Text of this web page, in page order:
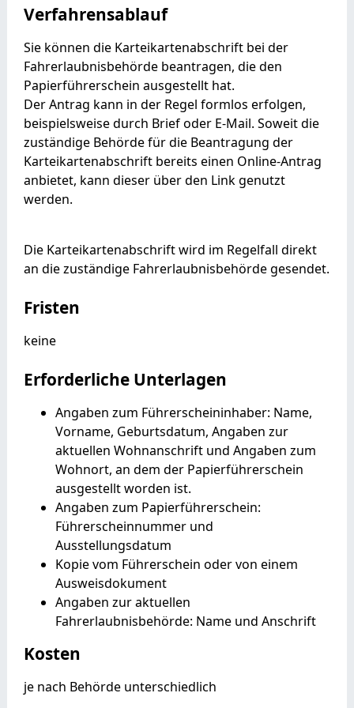
Verfahrensablauf
Sie können die Karteikartenabschrift bei der
Fahrerlaubnisbehörde beantragen, die den
Papierführerschein ausgestellt hat.
Der Antrag kann in der Regel formlos erfolgen,
beispielsweise durch Brief oder E-Mail. Soweit die
zuständige Behörde für die Beantragung der
Karteikartenabschrift bereits einen Online-Antrag
anbietet, kann dieser über den Link genutzt
werden.
Die Karteikartenabschrift wird im Regelfall direkt
an die zuständige Fahrerlaubnisbehörde gesendet.
Fristen
keine
Erforderliche Unterlagen
Angaben zum Führerscheininhaber: Name,
Vorname, Geburtsdatum, Angaben zur
aktuellen Wohnanschrift und Angaben zum
Wohnort, an dem der Papierführerschein
ausgestellt worden ist.
Angaben zum Papierführerschein:
Führerscheinnummer und
Ausstellungsdatum
Kopie vom Führerschein oder von einem
Ausweisdokument
Angaben zur aktuellen
Fahrerlaubnisbehörde: Name und Anschrift
Kosten
je nach Behörde unterschiedlich